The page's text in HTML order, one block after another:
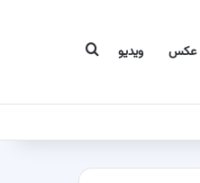
عکس ویدیو جستجو برای